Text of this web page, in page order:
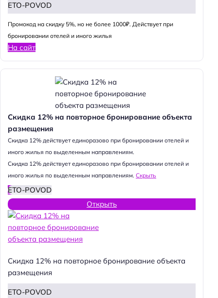
ETO-POVOD
Промокод на скидку 5%, но не более 1000₽. Действует при
бронировании отелей и иного жилья
На сайт
Скидка 12% на повторное бронирование объекта
размещения
Cкидка 12% действует единоразово при бронировании отелей и
иного жилья по выделенным направлениям.
Cкидка 12% действует единоразово при бронировании отелей и
иного жилья по выделенным направлениям. Скрыть
ETO-POVOD
Открыть
Скидка 12% на повторное бронирование объекта
размещения
ETO-POVOD